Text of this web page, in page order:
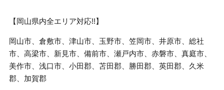
【岡山県内全エリア対応!!】
岡山市、倉敷市、津山市、玉野市、笠岡市、井原市、総社
市、高梁市、新見市、備前市、瀬戸内市、赤磐市、真庭市、
美作市、浅口市、小田郡、苫田郡、勝田郡、英田郡、久米
郡、加賀郡